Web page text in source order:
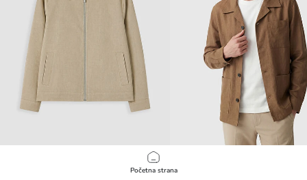
Početna strana
Regular Fit muška jakna sa kragnom
Regular Fit Muška Jakna